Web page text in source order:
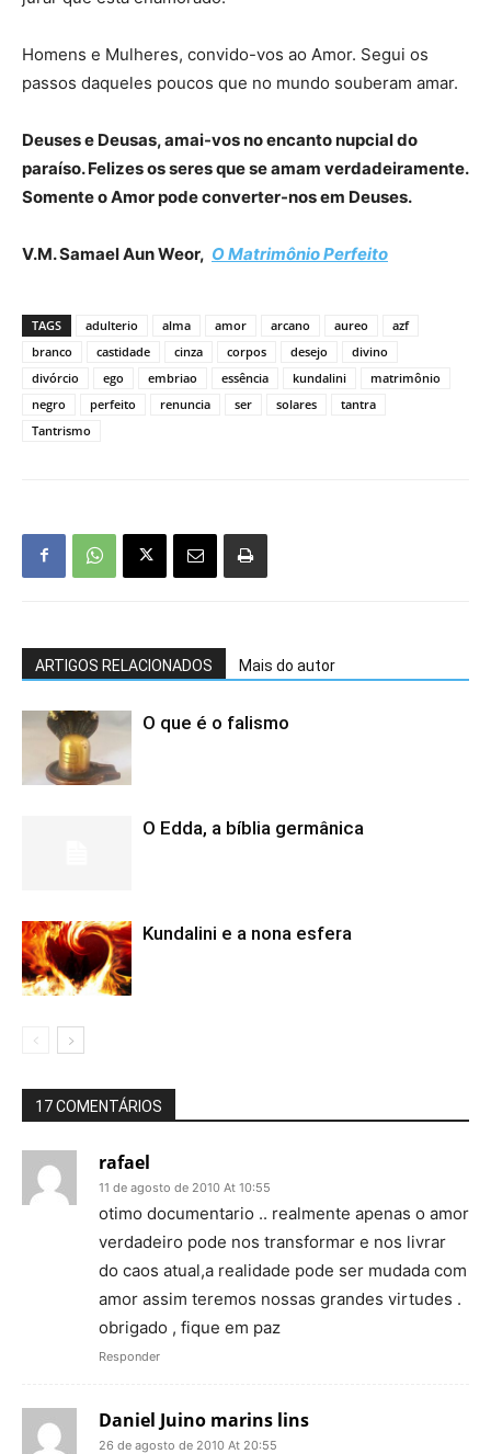
Homens e Mulheres, convido-vos ao Amor. Segui os
passos daqueles poucos que no mundo souberam amar.
Deuses e Deusas, amai-vos no encanto nupcial do
paraíso. Felizes os seres que se amam verdadeiramente.
Somente o Amor pode converter-nos em Deuses.
V.M. Samael Aun Weor, O Matrimônio Perfeito
TAGS adulterio alma amor arcano aureo
azf
branco
castidade cinza corpos desejo
divino
divórcio
ego embriao essência kundalini
matrimônio
negro
perfeito renuncia ser solares
tantra
Tantrismo
ARTIGOS RELACIONADOS Mais do autor
O que é o falismo
O Edda, a bíblia germânica
Kundalini e a nona esfera
17 COMENTÁRIOS
rafael
11 de agosto de 2010 At 10:55
otimo documentario .. realmente apenas o amor
verdadeiro pode nos transformar e nos livrar
do caos atual,a realidade pode ser mudada com
amor assim teremos nossas grandes virtudes .
obrigado , fique em paz
Responder
Daniel Juino marins lins
26 de agosto de 2010 At 20:55